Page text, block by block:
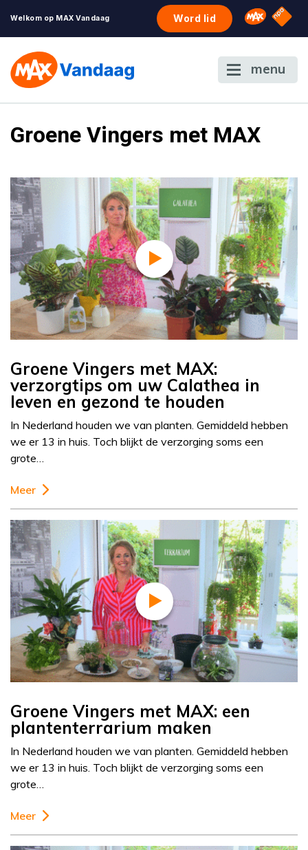
Welkom op MAX Vandaag Word lid Omroep
NPO
menu
Groene Vingers met MAX
Groene Vingers met MAX:
verzorgtips om uw Calathea in
leven en gezond te houden
In Nederland houden we van planten. Gemiddeld hebben
we er 13 in huis. Toch blijkt de verzorging soms een
grote…
Meer
Groene Vingers met MAX: een
plantenterrarium maken
In Nederland houden we van planten. Gemiddeld hebben
we er 13 in huis. Toch blijkt de verzorging soms een
grote…
Meer